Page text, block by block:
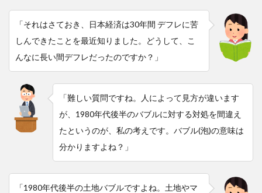
「それはさておき、日本経済は30年間 デフレに苦
しんできたことを最近知りました。どうして、こ
んなに長い間デフレだったのですか？」
「難しい質問ですね。人によって見方が違います
が、1980年代後半のバブルに対する対処を間違え
たというのが、私の考えです。バブル(泡)の意味は
分かりますよね？」
「1980年代後半の土地バブルですよね。土地やマ